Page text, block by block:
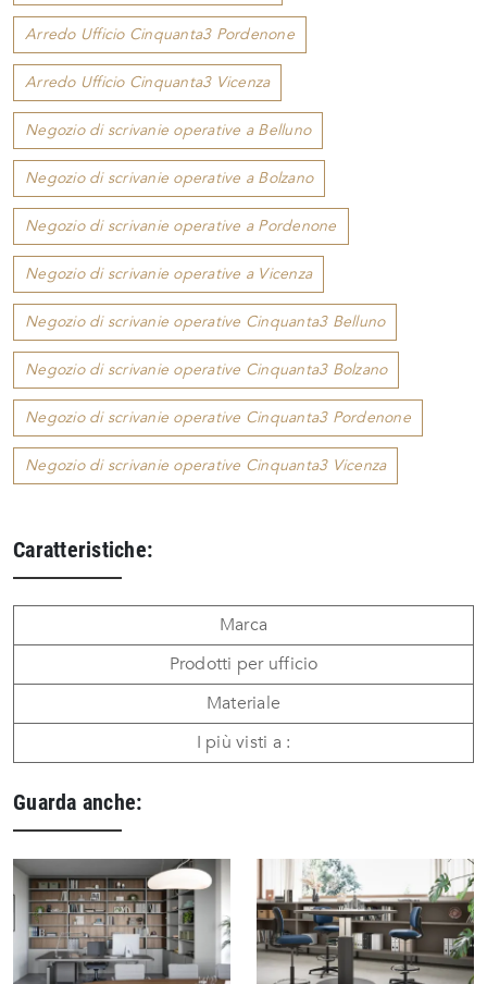
Arredo Ufficio Cinquanta3 Pordenone
Arredo Ufficio Cinquanta3 Vicenza
Negozio di scrivanie operative a Belluno
Negozio di scrivanie operative a Bolzano
Negozio di scrivanie operative a Pordenone
Negozio di scrivanie operative a Vicenza
Negozio di scrivanie operative Cinquanta3 Belluno
Negozio di scrivanie operative Cinquanta3 Bolzano
Negozio di scrivanie operative Cinquanta3 Pordenone
Negozio di scrivanie operative Cinquanta3 Vicenza
Caratteristiche:
Marca
Prodotti per ufficio
Materiale
I più visti a :
Guarda anche: